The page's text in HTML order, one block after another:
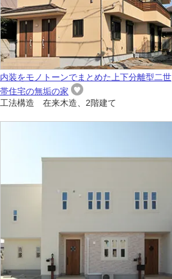
内装をモノトーンでまとめた上下分離型二世
帯住宅の無垢の家
工法構造 在来木造、2階建て